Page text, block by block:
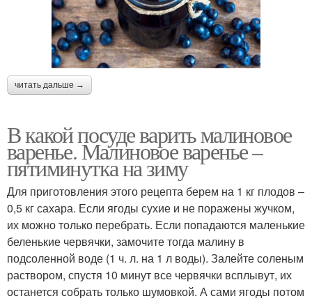
читать дальше →
В какой посуде варить малиновое
варенье. Малиновое варенье –
пятиминутка на зиму
Для приготовления этого рецепта берем на 1 кг плодов –
0,5 кг сахара. Если ягоды сухие и не поражены жучком,
их можно только перебрать. Если попадаются маленькие
беленькие червячки, замочите тогда малину в
подсоленной воде (1 ч. л. на 1 л воды). Залейте соленым
раствором, спустя 10 минут все червячки всплывут, их
останется собрать только шумовкой. А сами ягоды потом